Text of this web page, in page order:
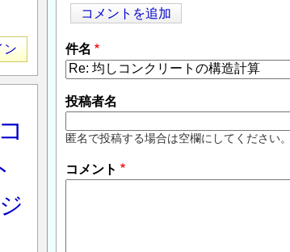
コメントを追加
件名
投稿者名
匿名で投稿する場合は空欄にしてください。
コメント
ン